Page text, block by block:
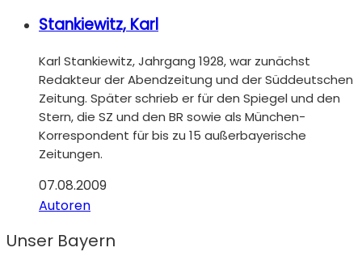
Stankiewitz, Karl
Karl Stankiewitz, Jahrgang 1928, war zunächst
Redakteur der Abendzeitung und der Süddeutschen
Zeitung. Später schrieb er für den Spiegel und den
Stern, die SZ und den BR sowie als München-
Korrespondent für bis zu 15 außerbayerische
Zeitungen.
07.08.2009
Autoren
Unser Bayern